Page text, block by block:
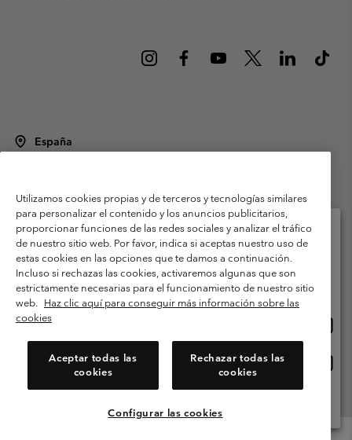
España
Condiciones de uso
Terminos de Venta
Garantía
Política de Privacidad
Términos y condiciones del programa de miembros
Términos De Uso Del Contenido Generado Por Los Usuarios
Impressum
Cookies Public CBCR
Utilizamos cookies propias y de terceros y tecnologías similares
para personalizar el contenido y los anuncios publicitarios,
proporcionar funciones de las redes sociales y analizar el tráfico
de nuestro sitio web. Por favor, indica si aceptas nuestro uso de
estas cookies en las opciones que te damos a continuación.
Incluso si rechazas las cookies, activaremos algunas que son
estrictamente necesarias para el funcionamiento de nuestro sitio
web. Haz clic aquí para conseguir más información sobre las
cookies
Aceptar todas las
cookies
Rechazar todas las
cookies
Configurar las cookies
Selecciona tu país e idioma envío
Compras en línea disponibles
línea
España
Ver Todos Los Países